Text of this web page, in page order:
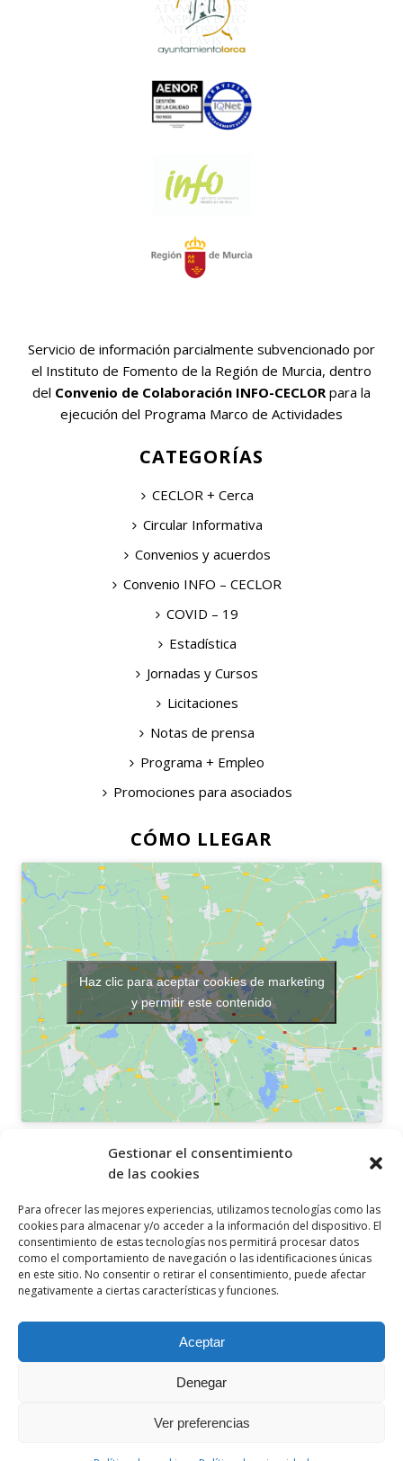
Gestionar el consentimiento
de las cookies
Para ofrecer las mejores experiencias, utilizamos tecnologías como las
cookies para almacenar y/o acceder a la información del dispositivo. El
consentimiento de estas tecnologías nos permitirá procesar datos
como el comportamiento de navegación o las identificaciones únicas
en este sitio. No consentir o retirar el consentimiento, puede afectar
negativamente a ciertas características y funciones.
Aceptar
Denegar
Ver preferencias
Servicio de información parcialmente subvencionado por
el Instituto de Fomento de la Región de Murcia, dentro
del Convenio de Colaboración INFO-CECLOR para la
ejecución del Programa Marco de Actividades
CATEGORÍAS
CECLOR + Cerca
Circular Informativa
Convenios y acuerdos
Convenio INFO – CECLOR
COVID – 19
Estadística
Jornadas y Cursos
Licitaciones
Notas de prensa
Programa + Empleo
Promociones para asociados
CÓMO LLEGAR
Haz clic para aceptar cookies de marketing
y permitir este contenido
OTROS ENLACES
Política de cookies
Aviso legal
Canal ético
SÍGUENOS EN